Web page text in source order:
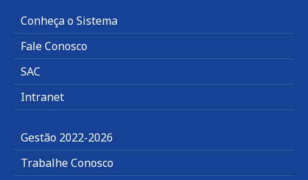
Conheça o Sistema
Fale Conosco
SAC
Intranet
Gestão 2022-2026
Trabalhe Conosco